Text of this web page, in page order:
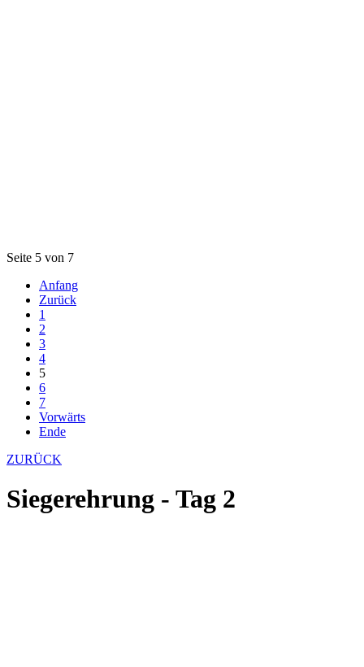
Seite 5 von 7
Anfang
Zurück
1
2
3
4
5
6
7
Vorwärts
Ende
ZURÜCK
Siegerehrung - Tag 2